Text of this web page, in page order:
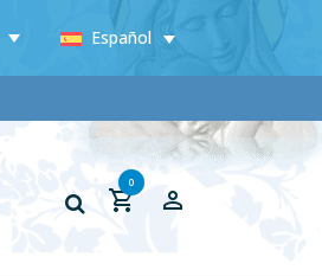
Español
0